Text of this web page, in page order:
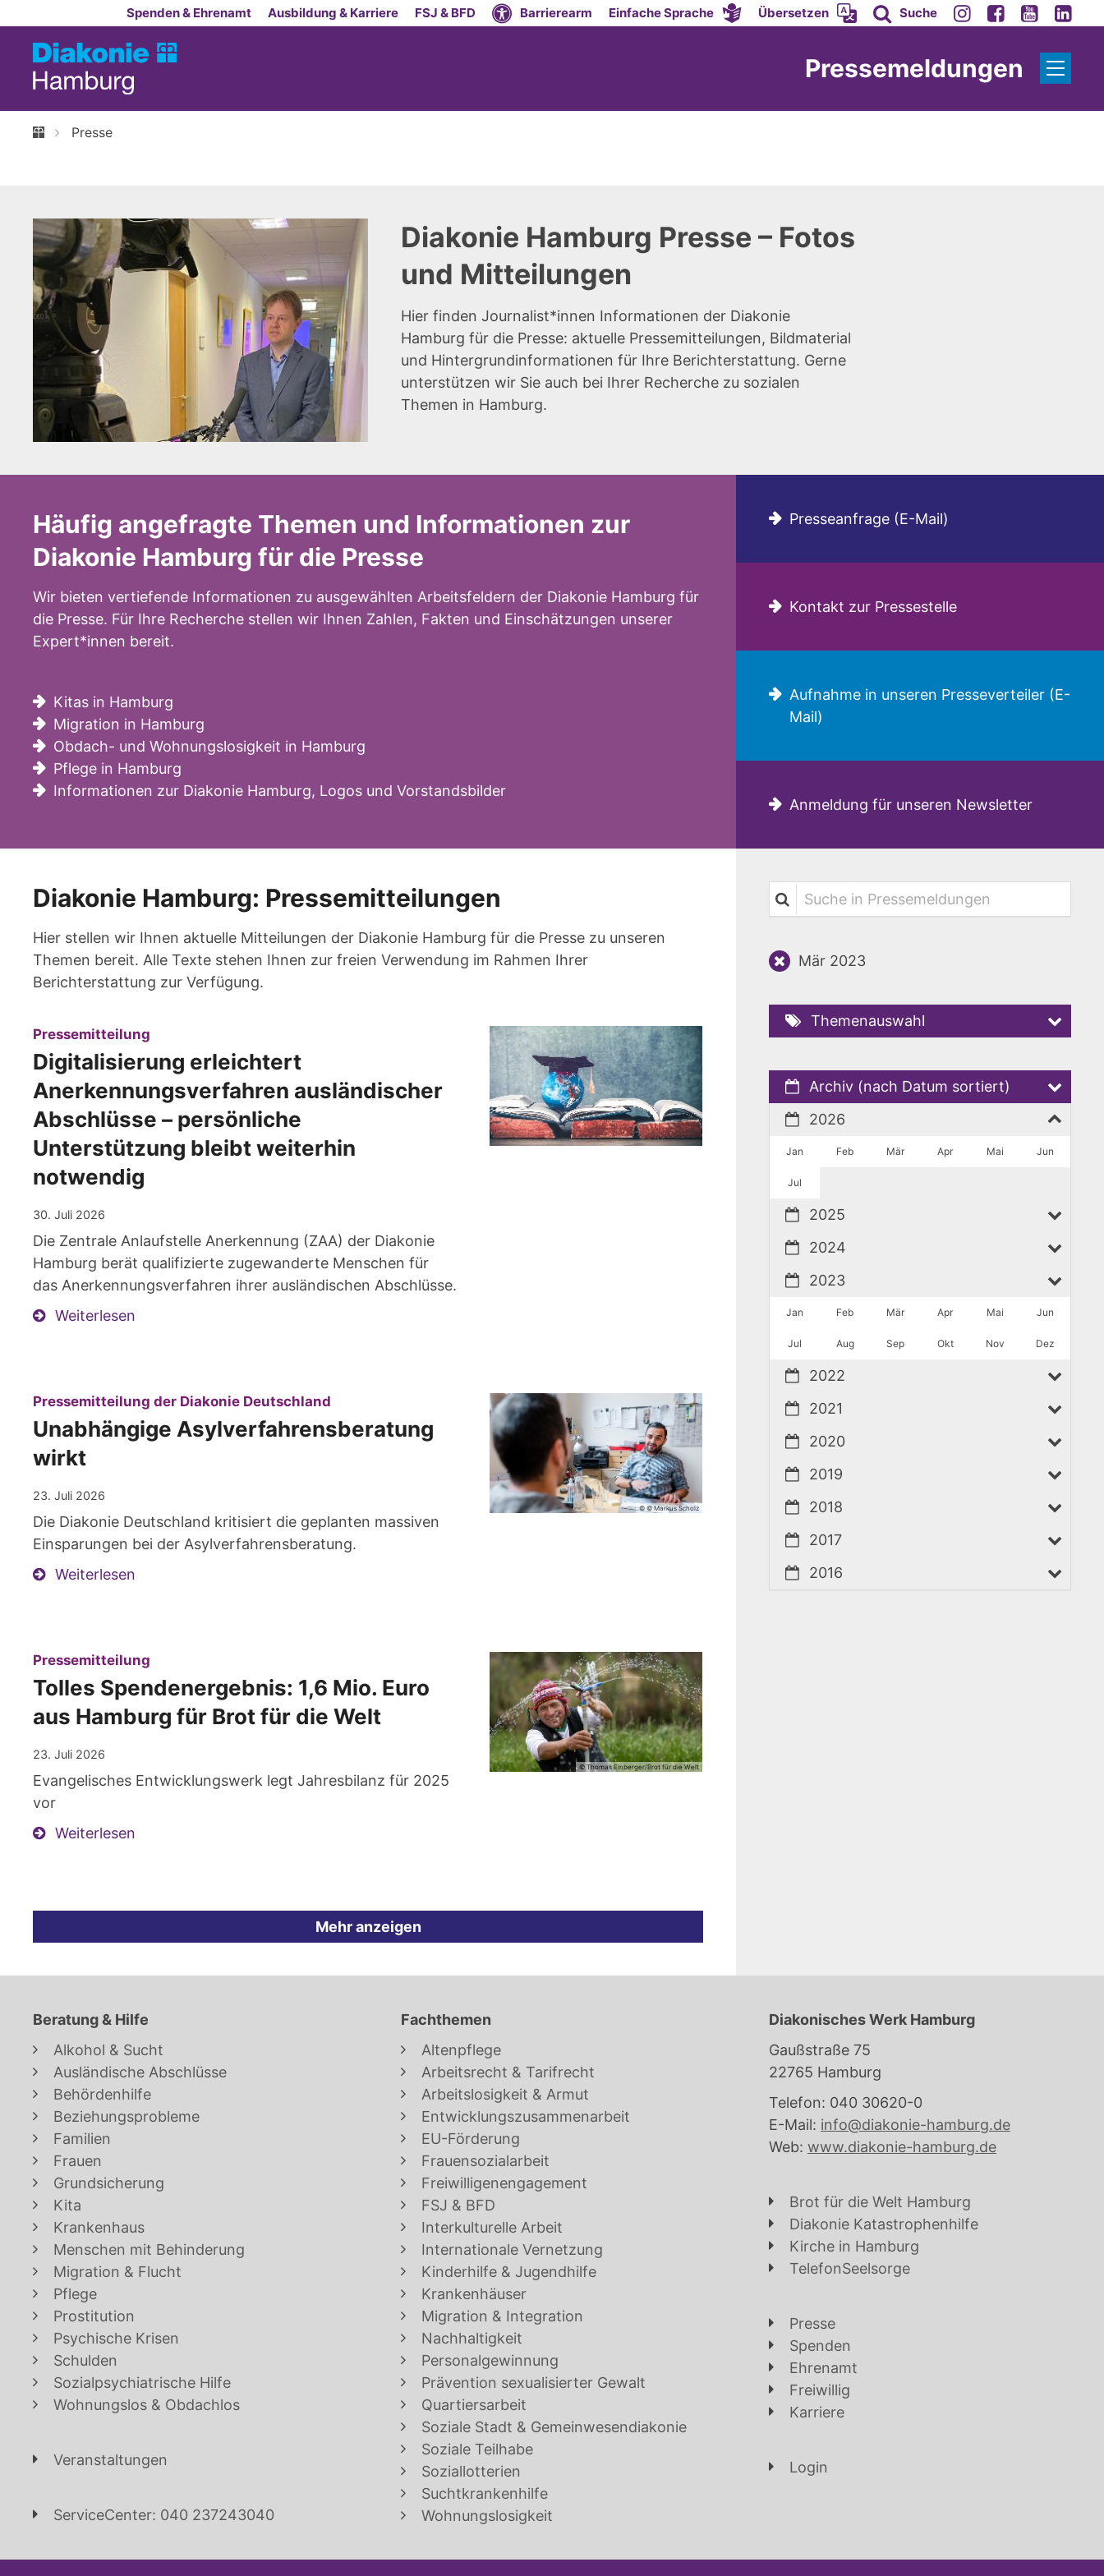
Zum Inhalt springenSpenden & Ehrenamt Ausbildung & Karriere FSJ & BFD Barrierearm Einfache Sprache Übersetzen Suche
Pressemeldungen
Presse
Diakonie Hamburg Presse – Fotos
und Mitteilungen
Hier finden Journalist*innen Informationen der Diakonie
Hamburg für die Presse: aktuelle Pressemitteilungen, Bildmaterial
und Hintergrundinformationen für Ihre Berichterstattung. Gerne
unterstützen wir Sie auch bei Ihrer Recherche zu sozialen
Themen in Hamburg.
Häufig angefragte Themen und Informationen zur
Diakonie Hamburg für die Presse
Wir bieten vertiefende Informationen zu ausgewählten Arbeitsfeldern der Diakonie Hamburg für
die Presse. Für Ihre Recherche stellen wir Ihnen Zahlen, Fakten und Einschätzungen unserer
Expert*innen bereit.
Kitas in Hamburg
Migration in Hamburg
Obdach- und Wohnungslosigkeit in Hamburg
Pflege in Hamburg
Informationen zur Diakonie Hamburg, Logos und Vorstandsbilder
Presseanfrage (E-Mail)
Kontakt zur Pressestelle
Aufnahme in unseren Presseverteiler (E-
Mail)
Anmeldung für unseren Newsletter
Diakonie Hamburg: Pressemitteilungen
Hier stellen wir Ihnen aktuelle Mitteilungen der Diakonie Hamburg für die Presse zu unseren
Themen bereit. Alle Texte stehen Ihnen zur freien Verwendung im Rahmen Ihrer
Berichterstattung zur Verfügung.
Pressemitteilung
Digitalisierung erleichtert
Anerkennungsverfahren ausländischer
Abschlüsse – persönliche
Unterstützung bleibt weiterhin
notwendig
30. Juli 2026
Die Zentrale Anlaufstelle Anerkennung (ZAA) der Diakonie
Hamburg berät qualifizierte zugewanderte Menschen für
das Anerkennungsverfahren ihrer ausländischen Abschlüsse.
Weiterlesen
© © Markus Scholz
Pressemitteilung der Diakonie Deutschland
Unabhängige Asylverfahrensberatung
wirkt
23. Juli 2026
Die Diakonie Deutschland kritisiert die geplanten massiven
Einsparungen bei der Asylverfahrensberatung.
Weiterlesen
© Thomas Einberger/Brot für die Welt
Pressemitteilung
Tolles Spendenergebnis: 1,6 Mio. Euro
aus Hamburg für Brot für die Welt
23. Juli 2026
Evangelisches Entwicklungswerk legt Jahresbilanz für 2025
vor
Weiterlesen
Mehr anzeigen
Suche in Pressemeldungen
Mär 2023
Themenauswahl
Archiv (nach Datum sortiert)
2026
Jan Feb Mär Apr Mai Jun
Jul
2025
2024
2023
Jan Feb Mär Apr Mai Jun
Jul Aug Sep Okt Nov Dez
2022
2021
2020
2019
2018
2017
2016
Beratung & Hilfe
Alkohol & Sucht
Ausländische Abschlüsse
Behördenhilfe
Beziehungsprobleme
Familien
Frauen
Grundsicherung
Kita
Krankenhaus
Menschen mit Behinderung
Migration & Flucht
Pflege
Prostitution
Psychische Krisen
Schulden
Sozialpsychiatrische Hilfe
Wohnungslos & Obdachlos
Veranstaltungen
ServiceCenter: 040 237243040
Fachthemen
Altenpflege
Arbeitsrecht & Tarifrecht
Arbeitslosigkeit & Armut
Entwicklungszusammenarbeit
EU-Förderung
Frauensozialarbeit
Freiwilligenengagement
FSJ & BFD
Interkulturelle Arbeit
Internationale Vernetzung
Kinderhilfe & Jugendhilfe
Krankenhäuser
Migration & Integration
Nachhaltigkeit
Personalgewinnung
Prävention sexualisierter Gewalt
Quartiersarbeit
Soziale Stadt & Gemeinwesendiakonie
Soziale Teilhabe
Soziallotterien
Suchtkrankenhilfe
Wohnungslosigkeit
Diakonisches Werk Hamburg
Gaußstraße 75
22765 Hamburg
Telefon: 040 30620-0
E-Mail: info@diakonie-hamburg.de
Web: www.diakonie-hamburg.de
Brot für die Welt Hamburg
Diakonie Katastrophenhilfe
Kirche in Hamburg
TelefonSeelsorge
Presse
Spenden
Ehrenamt
Freiwillig
Karriere
Login